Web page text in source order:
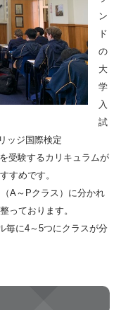
ン
ド
の
大
学
入
試
ッジ国際検定
受験するカリキュラムが
すめです。
A～Pクラス）に分かれ
っております。
毎に4～5つにクラスが分